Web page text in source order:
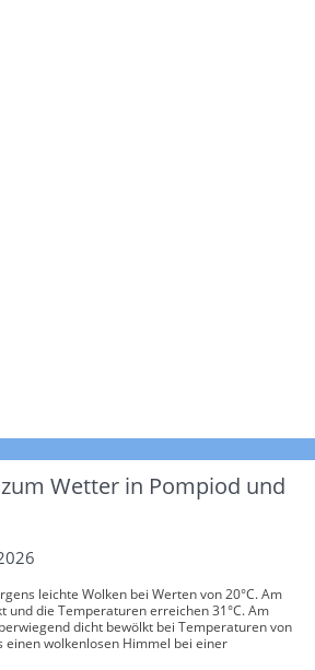
Wetter in Pompiod und
leichte Wolken bei Werten von 20°C. Am
und die Temperaturen erreichen 31°C. Am
dicht bewölkt bei Temperaturen von
einen wolkenlosen Himmel bei einer